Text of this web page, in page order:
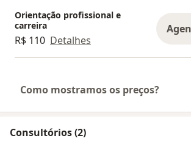
Orientação profissional e
carreira
R$ 110 Detalhes
Como mostramos os preços?
Consultórios (2)